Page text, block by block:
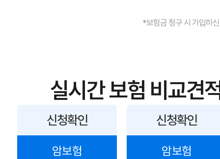
*보험금 청구 시 가입하
실시간 보험 비교견
신청확인
암보험
신청확인
암보험